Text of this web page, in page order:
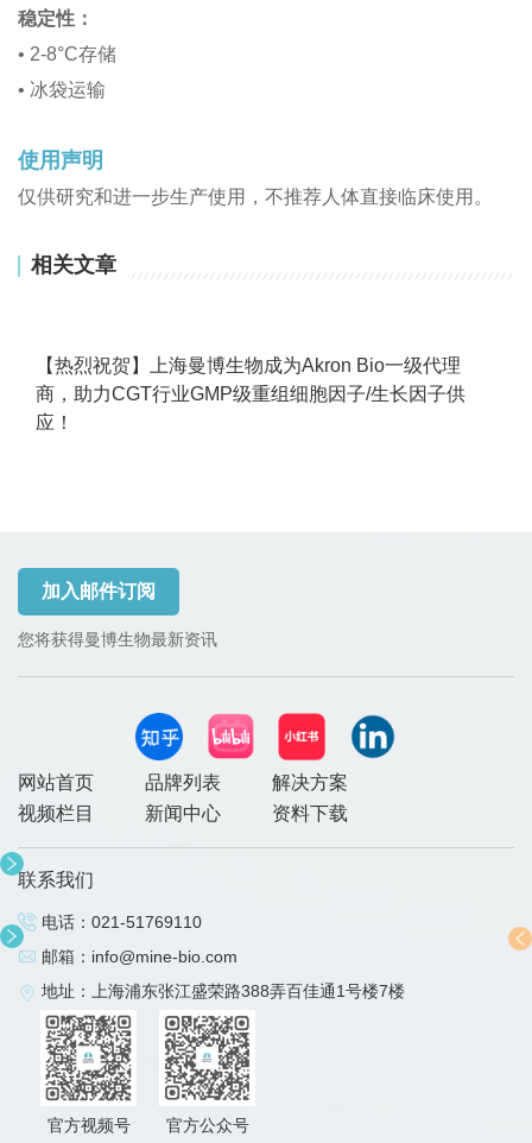
稳定性：
• 2-8°C存储
• 冰袋运输
使用声明
仅供研究和进一步生产使用，不推荐人体直接临床使用。
相关文章
【热烈祝贺】上海曼博生物成为Akron Bio一级代理
商，助力CGT行业GMP级重组细胞因子/生长因子供
应！
加入邮件订阅
您将获得曼博生物最新资讯
网站首页 品牌列表
解决方案
视频栏目
新闻中心 资料下载
联系我们
电话： 021-51769110
邮箱： info@mine-bio.com
地址：上海浦东张江盛荣路388弄百佳通1号楼7楼
官方视频号 官方公众号